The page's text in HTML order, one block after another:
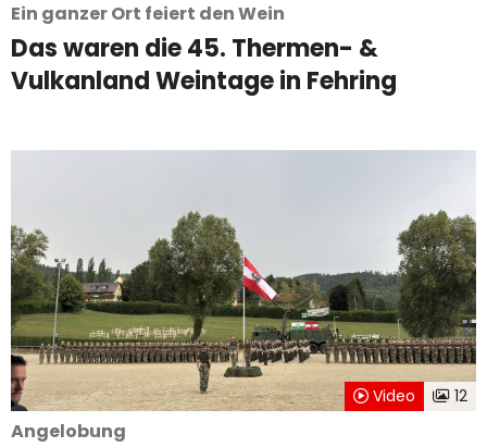
Ein ganzer Ort feiert den Wein
Das waren die 45. Thermen- &
Vulkanland Weintage in Fehring
Video 12
Angelobung